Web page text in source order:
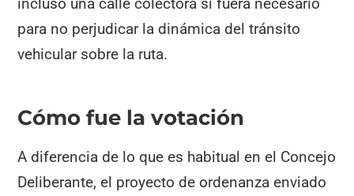
incluso una calle colectora si fuera necesario
para no perjudicar la dinámica del tránsito
vehicular sobre la ruta.
Cómo fue la votación
A diferencia de lo que es habitual en el Concejo
Deliberante, el proyecto de ordenanza enviado